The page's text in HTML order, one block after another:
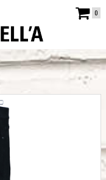
0